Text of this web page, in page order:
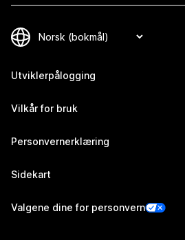
Utviklerpålogging
Vilkår for bruk
Personvernerklæring
Sidekart
Valgene dine for personvern